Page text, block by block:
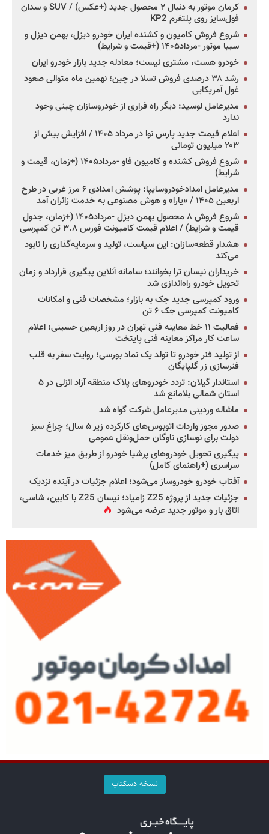
کرمان موتور به دنبال ۲ محصول جدید (+عکس) / SUV و سدان
فول‌سایز روی پلتفرم KP2
شروع فروش کامیون و کشنده ایران خودرو دیزل، بهمن دیزل و
سیبا موتور -مرداد۱۴۰۵ (+قیمت و شرایط)
خودرو هست، مشتری نیست؛ معادله جدید بازار خودرو ایران
رشد ۳۸ درصدی فروش تسلا در چین؛ نهمین ماه متوالی صعود
غول آمریکایی
مدیرعامل لوسید: دیگر راه فراری از خودروسازان چینی وجود
ندارد
اعلام قیمت جدید پارس نوا در مرداد ۱۴۰۵ / افزایش بیش از
۲۰۳ میلیون تومانی
شروع فروش کشنده و کامیون فاو -مرداد۱۴۰۵ (+زمان، قیمت و
شرایط)
مدیرعامل امدادخودروسایپا: پوشش امدادی ۶ مرز غربی در طرح
اربعین ۱۴۰۵ / «یارا» و هوش مصنوعی به خدمت زائران آمد
شروع فروش ۸ محصول بهمن دیزل -مرداد۱۴۰۵ (+زمان، جدول
قیمت و شرایط) / اعلام قیمت کامیونت فورس ۳.۸ تن کمپرسی
هشدار قطعه‌سازان: این سیاست، تولید و سرمایه‌گذاری را نابود
می‌کند
خریداران نیسان ترا بخوانند؛ سامانه آنلاین پیگیری قرارداد و زمان
تحویل خودرو راه‌اندازی شد
ورود کمپرسی جدید جک به بازار؛ مشخصات فنی و امکانات
کامیونت کمپرسی جک ۶ تن
فعالیت ۱۱ خط معاینه فنی تهران در روز اربعین حسینی؛ اعلام
ساعت کار مراکز معاینه فنی پایتخت
از تولید فنر خودرو تا تولد یک نماد بورسی؛ روایت سفر به قلب
فنرسازی زر گلپایگان
استاندار گیلان: تردد خودروهای پلاک منطقه آزاد انزلی در ۵
استان شمالی بلامانع شد
ماشاله وردینی مدیرعامل شرکت گواه شد
صدور مجوز واردات اتوبوس‌های کارکرده زیر ۵ سال؛ چراغ سبز
دولت برای نوسازی ناوگان حمل‌ونقل عمومی
پیگیری تحویل خودروهای پرشیا خودرو از طریق میز خدمات
سراسری (+راهنمای کامل)
آفتاب خودرو خودروساز می‌شود؛ اعلام جزئیات در آینده نزدیک
جزئیات جدید از پروژه Z25 زامیاد؛ نیسان Z25 با کابین، شاسی،
اتاق بار و موتور جدید عرضه می‌شود
نسخه دسکتاپ